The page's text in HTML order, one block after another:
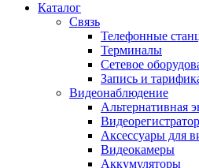
Каталог
Связь
Телефонные
Терминалы
Сетевое
Запись и
Видеонаблюдение
Альтернативная
Аксессуары для
Видеокамеры
Аккумуляторы